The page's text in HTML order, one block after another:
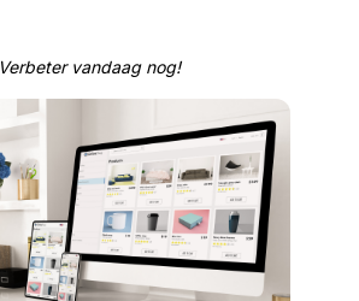
Verbeter vandaag nog!